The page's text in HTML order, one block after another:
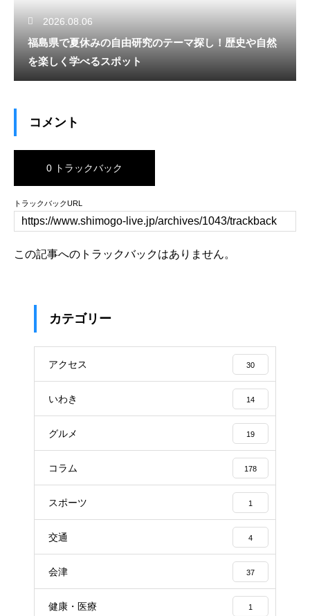
2026.08.06
福島県で夏休みの自由研究のテーマ探し！歴史や自然
を楽しく学べるスポット
コメント
0 トラックバック
トラックバックURL
この記事へのトラックバックはありません。
カテゴリー
アクセス 30
いわき 14
グルメ 19
コラム 178
スポーツ 1
交通 4
会津 37
健康・医療 1